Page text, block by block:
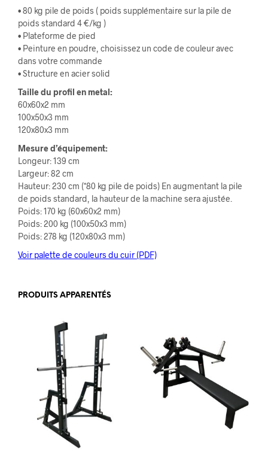
• 80 kg pile de poids ( poids supplémentaire sur la pile de
poids standard 4 €/kg )
• Plateforme de pied
• Peinture en poudre, choisissez un code de couleur avec
dans votre commande
• Structure en acier solid
Taille du profil en metal:
60x60x2 mm
100x50x3 mm
120x80x3 mm
Mesure d’équipement:
Longeur: 139 cm
Largeur: 82 cm
Hauteur: 230 cm (*80 kg pile de poids) En augmentant la pile
de poids standard, la hauteur de la machine sera ajustée.
Poids: 170 kg (60x60x2 mm)
Poids: 200 kg (100x50x3 mm)
Poids: 278 kg (120x80x3 mm)
Voir palette de couleurs du cuir (PDF)
PRODUITS APPARENTÉS